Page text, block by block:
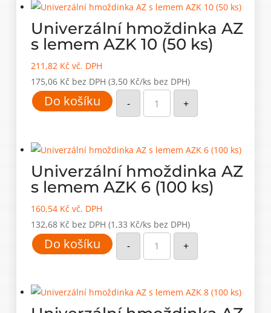
(100
množství
Univerzální hmoždinka AZ
s lemem AZK 10 (50 ks)
211,82 Kč vč. DPH
175,06 Kč bez DPH (3,50 Kč/ks bez DPH)
Do košíku -
Univerzální
hmoždinka
s
(50
množství
+
Univerzální hmoždinka AZ
s lemem AZK 6 (100 ks)
160,54 Kč vč. DPH
132,68 Kč bez DPH (1,33 Kč/ks bez DPH)
Do košíku -
Univerzální
hmoždinka
s
(100
+